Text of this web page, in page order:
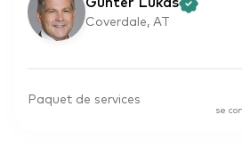
Coverdale, AT
Paquet de services
se